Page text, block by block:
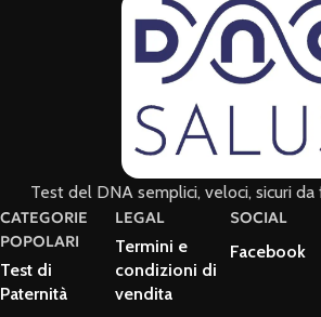
Test del DNA semplici, veloci, sicuri da
CATEGORIE
POPOLARI
Test di
Paternità
LEGAL
Termini e
condizioni di
vendita
SOCIAL
Facebook